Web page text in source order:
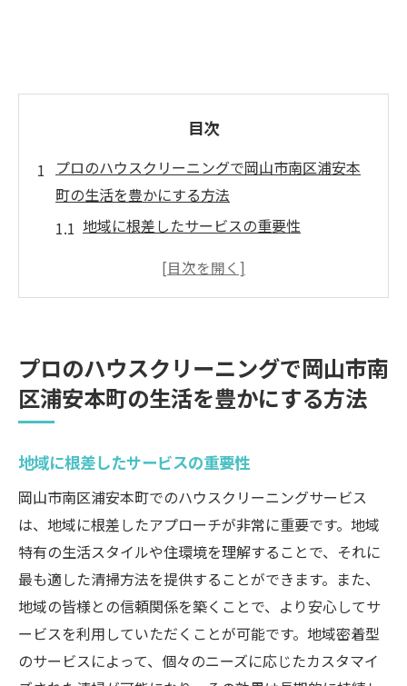
目次
プロのハウスクリーニングで岡山市南区浦安本
町の生活を豊かにする方法
地域に根差したサービスの重要性
プロの技術がもたらす生活の向上
地域密着型のサービスのメリット
ハウスクリーニングで実現する快適な住まいの
プロが教える掃除のポイント
快適空間を作るクリーニングの手法
健康を守るためのクリーニング
住まいの持続的な快適さを保つ方法
素材別のクリーニングアプローチ
クリーニング後のメンテナンスの重要性
キッチンや浴室をプロの技術で美しく仕上げる
ハウスクリーニング
プロのハウスクリーニングで岡山市南
区浦安本町の生活を豊かにする方法
地域に根差したサービスの重要性
岡山市南区浦安本町でのハウスクリーニングサービス
は、地域に根差したアプローチが非常に重要です。地域
特有の生活スタイルや住環境を理解することで、それに
最も適した清掃方法を提供することができます。また、
地域の皆様との信頼関係を築くことで、より安心してサ
ービスを利用していただくことが可能です。地域密着型
のサービスによって、個々のニーズに応じたカスタマイ